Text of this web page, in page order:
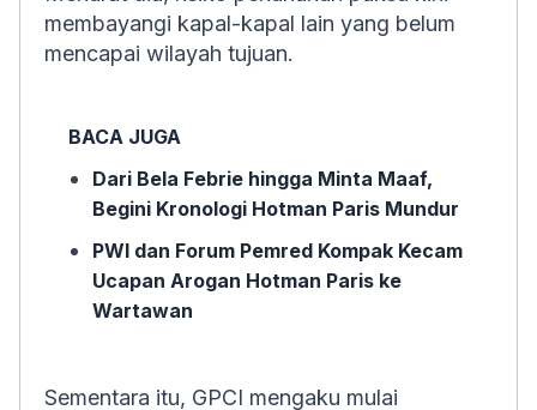
membayangi kapal-kapal lain yang belum
mencapai wilayah tujuan.
BACA JUGA
Dari Bela Febrie hingga Minta Maaf,
Begini Kronologi Hotman Paris Mundur
PWI dan Forum Pemred Kompak Kecam
Ucapan Arogan Hotman Paris ke
Wartawan
Sementara itu, GPCI mengaku mulai